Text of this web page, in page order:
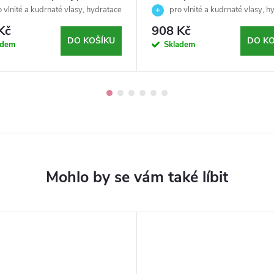
-Revlon
200ml
vlnité a kudrnaté vlasy, hydratace
DO KOŠÍKU
vlasy-EKSPERIENCE
Revlon Professional-200ml
pro vlnité a kudrnaté vlasy,
a definice kudrn
908 Kč
Skladem DO